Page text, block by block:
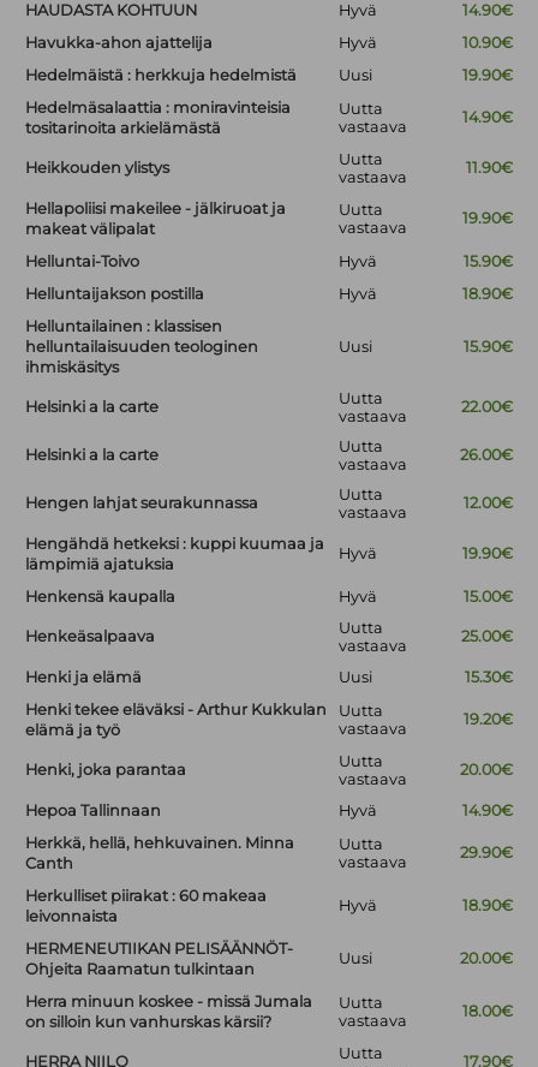
HAUDASTA KOHTUUN
Hyvä
14.90€
Havukka-ahon ajattelija
Hyvä
10.90€
Hedelmäistä : herkkuja hedelmistä
Uusi
19.90€
Hedelmäsalaattia : moniravinteisia
tositarinoita arkielämästä
Uutta
vastaava
14.90€
Heikkouden ylistys
Uutta
vastaava
11.90€
Hellapoliisi makeilee - jälkiruoat ja
makeat välipalat
Uutta
vastaava
19.90€
Helluntai-Toivo Hyvä
15.90€
Helluntaijakson postilla
Hyvä
18.90€
Helluntailainen : klassisen
helluntailaisuuden teologinen
ihmiskäsitys
Uusi 15.90€
Helsinki a la carte
Uutta
vastaava
22.00€
Helsinki a la carte
Uutta
vastaava
26.00€
Hengen lahjat seurakunnassa
Uutta
vastaava
12.00€
Hengähdä hetkeksi : kuppi kuumaa ja
lämpimiä ajatuksia
Hyvä 19.90€
Henkensä kaupalla Hyvä 15.00€
Henkeäsalpaava
Uutta
vastaava
25.00€
Henki ja elämä Uusi
15.30€
Henki tekee eläväksi - Arthur Kukkulan
elämä ja työ
Uutta
vastaava
19.20€
Henki, joka parantaa
Uutta
vastaava
20.00€
Hepoa Tallinnaan Hyvä
14.90€
Herkkä, hellä, hehkuvainen. Minna
Canth
Uutta
vastaava
29.90€
Herkulliset piirakat : 60 makeaa
leivonnaista
Hyvä 18.90€
HERMENEUTIIKAN PELISÄÄNNÖT-
Ohjeita Raamatun tulkintaan
Uusi 20.00€
Herra minuun koskee - missä Jumala
on silloin kun vanhurskas kärsii?
Uutta
vastaava
18.00€
HERRA NIILO
Uutta
17.90€